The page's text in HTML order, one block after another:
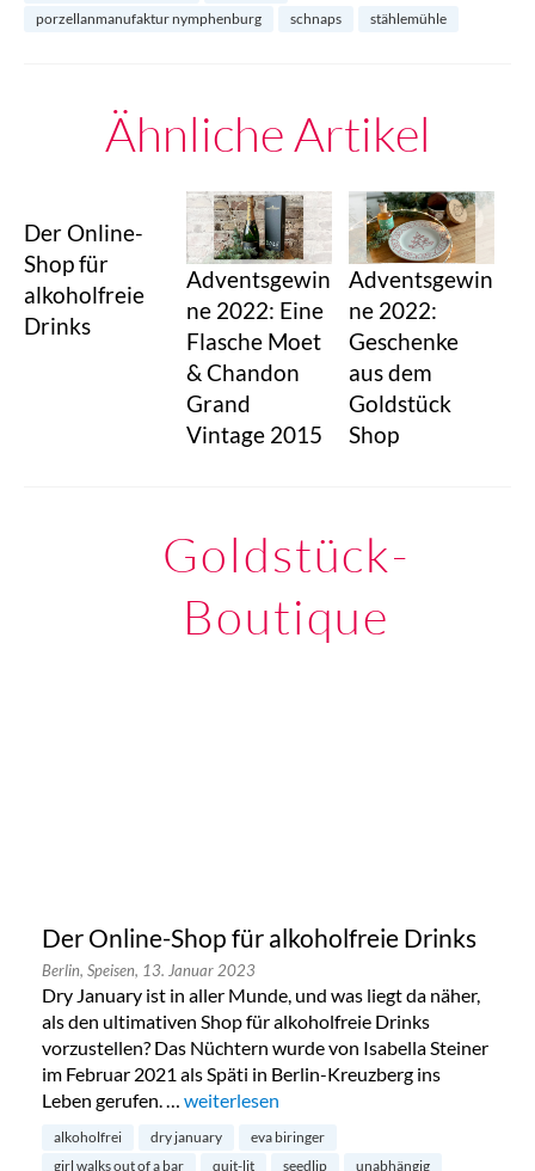
porzellanmanufaktur nymphenburg
schnaps stählemühle
Ähnliche Artikel
Der Online-
Shop für
alkoholfreie
Drinks
Adventsgewin
ne 2022: Eine
Flasche Moet
& Chandon
Grand
Vintage 2015
Adventsgewin
ne 2022:
Geschenke
aus dem
Goldstück
Shop
Goldstück-
Boutique
Der Online-Shop für alkoholfreie Drinks
Berlin, Speisen, 13. Januar 2023
Dry January ist in aller Munde, und was liegt da näher,
als den ultimativen Shop für alkoholfreie Drinks
vorzustellen? Das Nüchtern wurde von Isabella Steiner
im Februar 2021 als Späti in Berlin-Kreuzberg ins
Leben gerufen. … „Der Online-Shop für alkoholfreie Drinks“
weiterlesen
alkoholfrei dry january
eva biringer
girl walks out of a bar
quit-lit seedlip unabhängig